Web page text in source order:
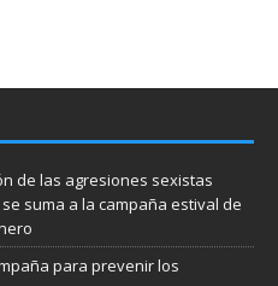
de las agresiones sexistas
suma a la campaña estival de
para prevenir los